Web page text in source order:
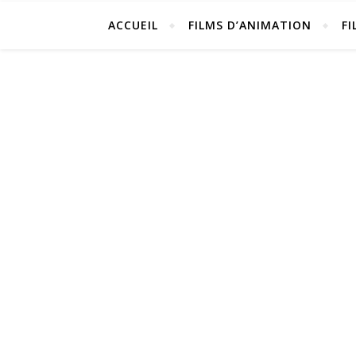
ACCUEIL FILMS D’ANIMATION